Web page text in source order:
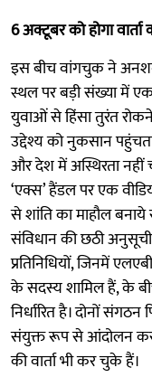
6 अक्टूबर को होगा वार्ता
इस बीच वांगचुक ने
स्थल पर बड़ी संख्या में
युवाओं से हिंसा तुरंत
उद्देश्य को नुकसान
और देश में अस्थिरता
‘एक्स’ हैंडल पर एक
से शांति का माहौल
संविधान की छठी
प्रतिनिधियों, जिनमें
के सदस्य शामिल हैं, के
निर्धारित है। दोनों
संयुक्त रूप से आंदोलन
की वार्ता भी कर चुके हैं।